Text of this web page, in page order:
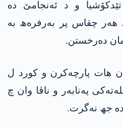
و د ئەنجامێ دە
ھەر چقاس پر بەرفرەھ بە
دەرخستن.
ھات پارچەکرن و کورد ل
پەنابەر و ناڤا وان چ
دە جھ نەگرت.